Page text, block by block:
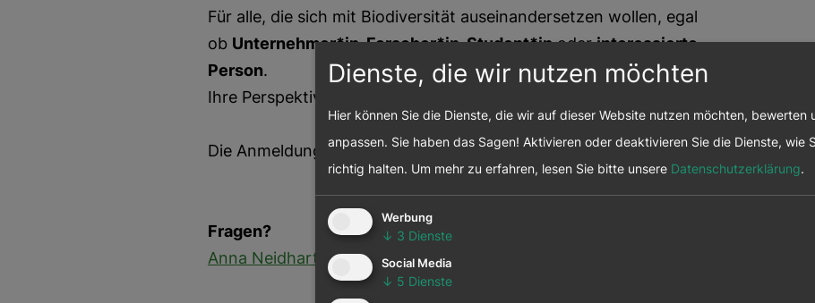
Für alle, die sich mit Biodiversität auseinandersetzen wollen, egal
ob Unternehmer*in,Forscher*in, Student*inoderinteressierte
Person.
Ihre Perspektive zählt!
Die Anmeldung für diese Veranstaltung ist bereits geschlossen.
Fragen?
Anna Neidhart
steht Ihnen gerne zur Verfügung.
Dienste, die wir nutzen möchten
Hier können Sie die Dienste, die wir auf dieser Website nutzen möchten, bewerten
anpassen. Sie haben das Sagen! Aktivieren oder deaktivieren Sie die Dienste, wie
richtig halten. Um mehr zu erfahren, lesen Sie bitte unsere Datenschutzerklärung.
Werbung
↓ 3 Dienste
Social Media
↓ 5 Dienste